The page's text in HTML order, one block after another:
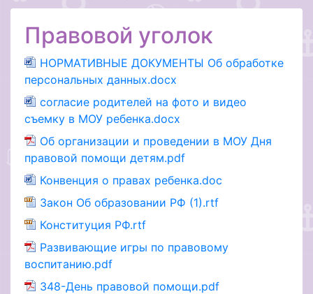
Правовой уголок
НОРМАТИВНЫЕ ДОКУМЕНТЫ Об обработке
персональных данных.docx
согласие родителей на фото и видео
съемку в МОУ ребенка.docx
Об организации и проведении в МОУ Дня
правовой помощи детям.pdf
Конвенция о правах ребенка.doc
Закон Об образовании РФ (1).rtf
Конституция РФ.rtf
Развивающие игры по правовому
воспитанию.pdf
348-День правовой помощи.pdf